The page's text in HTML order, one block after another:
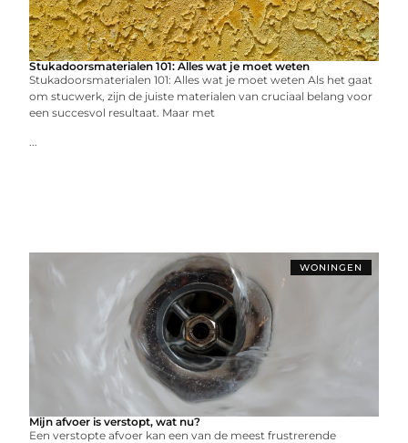
Stukadoorsmaterialen 101: Alles wat je moet weten
Stukadoorsmaterialen 101: Alles wat je moet weten Als het gaat
om stucwerk, zijn de juiste materialen van cruciaal belang voor
een succesvol resultaat. Maar met
...
WONINGEN
Mijn afvoer is verstopt, wat nu?
Een verstopte afvoer kan een van de meest frustrerende